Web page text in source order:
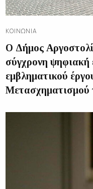
ΚΟΙΝΩΝΊΑ
Ο Δήμος
σύγχρονη ψηφιακή
εμβληματικού
Μετασχηματισμού